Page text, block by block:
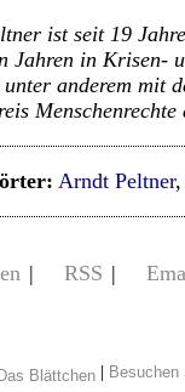
ist seit 19
Jahren in Krisen-
anderem mit
Menschenrechte
Arndt Peltner
| RSS |
|